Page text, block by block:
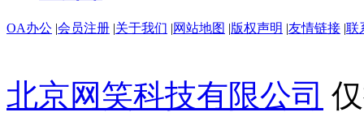
OA办公 |会员注册 |关于我们 |网站地图 |版权声明 |友情链接 |联
北京网笑科技有限公司